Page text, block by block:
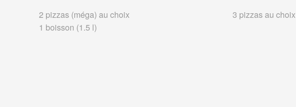
2 pizzas (méga) au choix
1 boisson (1.5 l)
3 pizzas au choix